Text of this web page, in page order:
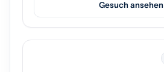
Gesuch ansehen